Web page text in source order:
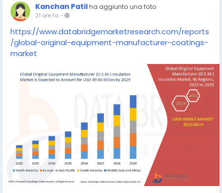
Kanchan Patilha aggiunto una foto
21 ore fa -
https://www.databridgemarketresearch.com/reports
/global-original-equipment-manufacturer-coatings-
market